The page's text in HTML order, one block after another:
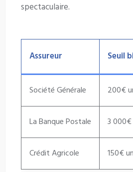
spectaculaire.
Assureur Seuil
Société Générale 200€
La Banque Postale 3
Crédit Agricole 150€